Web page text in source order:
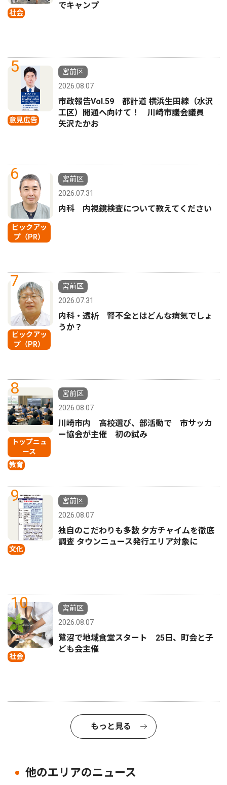
社会
でキャンプ
5
意見広告
宮前区
2026.08.07
市政報告Vol.59 都計道 横浜生田線（水沢
工区）開通へ向けて！ 川崎市議会議員
矢沢たかお
6
ピックアッ
プ（PR）
宮前区
2026.07.31
内科 内視鏡検査について教えてください
7
ピックアッ
プ（PR）
宮前区
2026.07.31
内科・透析 腎不全とはどんな病気でしょ
うか？
8
トップニュ
ース
教育
宮前区
2026.08.07
川崎市内 高校選び、部活動で 市サッカ
ー協会が主催 初の試み
9
文化
宮前区
2026.08.07
独自のこだわりも多数 夕方チャイムを徹底
調査 タウンニュース発行エリア対象に
10
社会
宮前区
2026.08.07
鷺沼で地域食堂スタート 25日、町会と子
ども会主催
もっと見る
他のエリアのニュース